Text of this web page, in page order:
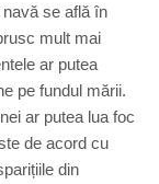
se află în
mult mai
ar putea
pe fundul mării.
ar putea lua foc
de acord cu
din